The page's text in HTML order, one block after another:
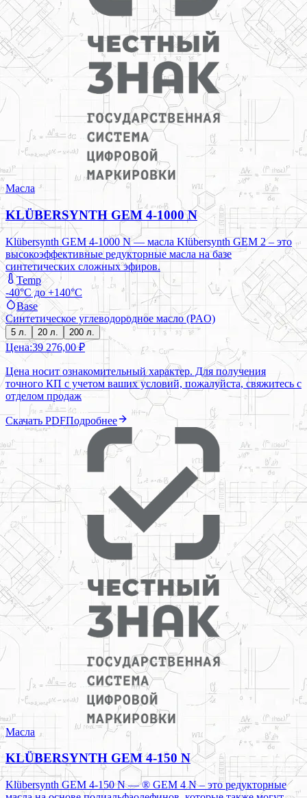
Масла
KLÜBERSYNTH GEM 4-1000 N
Klübersynth GEM 4-1000 N — масла Klübersynth GEM 2 – это
высокоэффективные редукторные масла на базе
синтетических сложных эфиров.
Temp
-40°C до +140°C
Base
Синтетическое углеводородное масло (PAO)
5 л. 20 л. 200 л.
Цена:39 276,00 ₽
Цена носит ознакомительный характер. Для получения
точного КП с учетом ваших условий, пожалуйста, свяжитесь с
отделом продаж
Скачать PDFПодробнее
Масла
KLÜBERSYNTH GEM 4-150 N
Klübersynth GEM 4-150 N — ® GEM 4 N – это редукторные